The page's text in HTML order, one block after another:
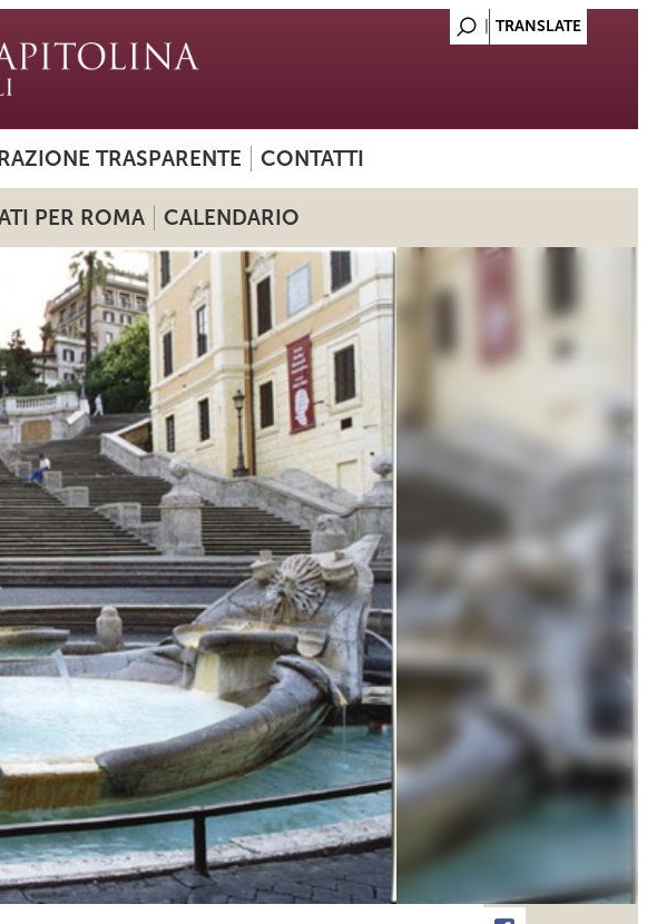
TRASPARENTE CONTATTI
PER ROMA CALENDARIO